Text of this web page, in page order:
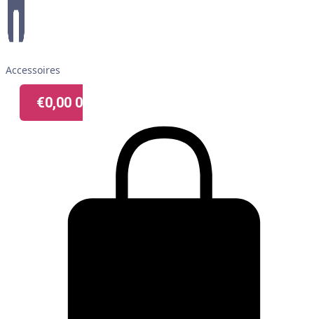
Accessoires
€0,00 0